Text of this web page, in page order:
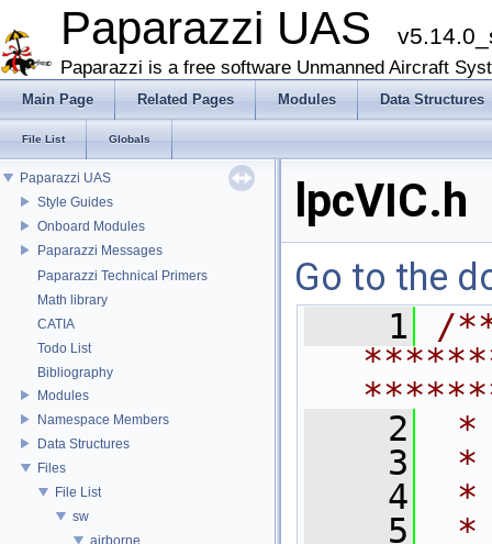
Paparazzi UAS
Paparazzi is a free software Unmanned Aircraft
Main Page Related Pages Modules Data Structures
File List Globals
Paparazzi UAS
Style Guides
Onboard Modules
Paparazzi Messages
Paparazzi Technical Primers
Math library
CATIA
Todo List
Bibliography
Modules
Namespace Members
Data Structures
Files
File List
sw
airborne
lpcVIC.h
Go to the
    1
/
    2
*
    3
*
    4
*
    5
*